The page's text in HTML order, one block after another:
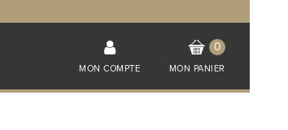
MON COMPTE
0
MON PANIER